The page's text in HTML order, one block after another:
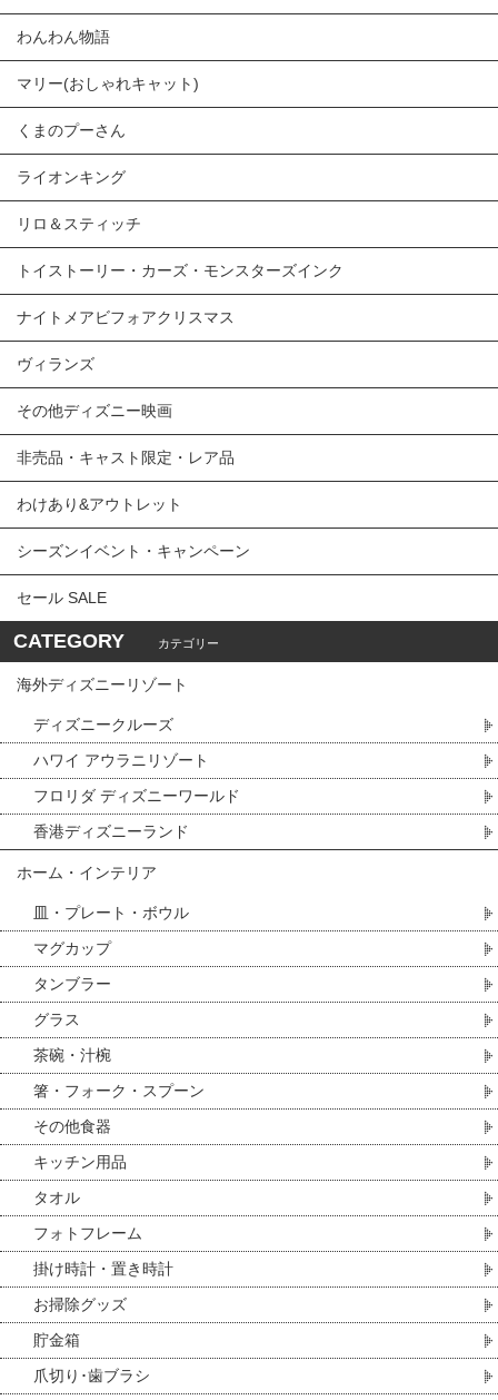
わんわん物語
マリー(おしゃれキャット)
くまのプーさん
ライオンキング
リロ＆スティッチ
トイストーリー・カーズ・モンスターズインク
ナイトメアビフォアクリスマス
ヴィランズ
その他ディズニー映画
非売品・キャスト限定・レア品
わけあり&アウトレット
シーズンイベント・キャンペーン
セール SALE
CATEGORY カテゴリー
海外ディズニーリゾート
ディズニークルーズ
ハワイ アウラニリゾート
フロリダ ディズニーワールド
香港ディズニーランド
ホーム・インテリア
皿・プレート・ボウル
マグカップ
タンブラー
グラス
茶碗・汁椀
箸・フォーク・スプーン
その他食器
キッチン用品
タオル
フォトフレーム
掛け時計・置き時計
お掃除グッズ
貯金箱
爪切り･歯ブラシ